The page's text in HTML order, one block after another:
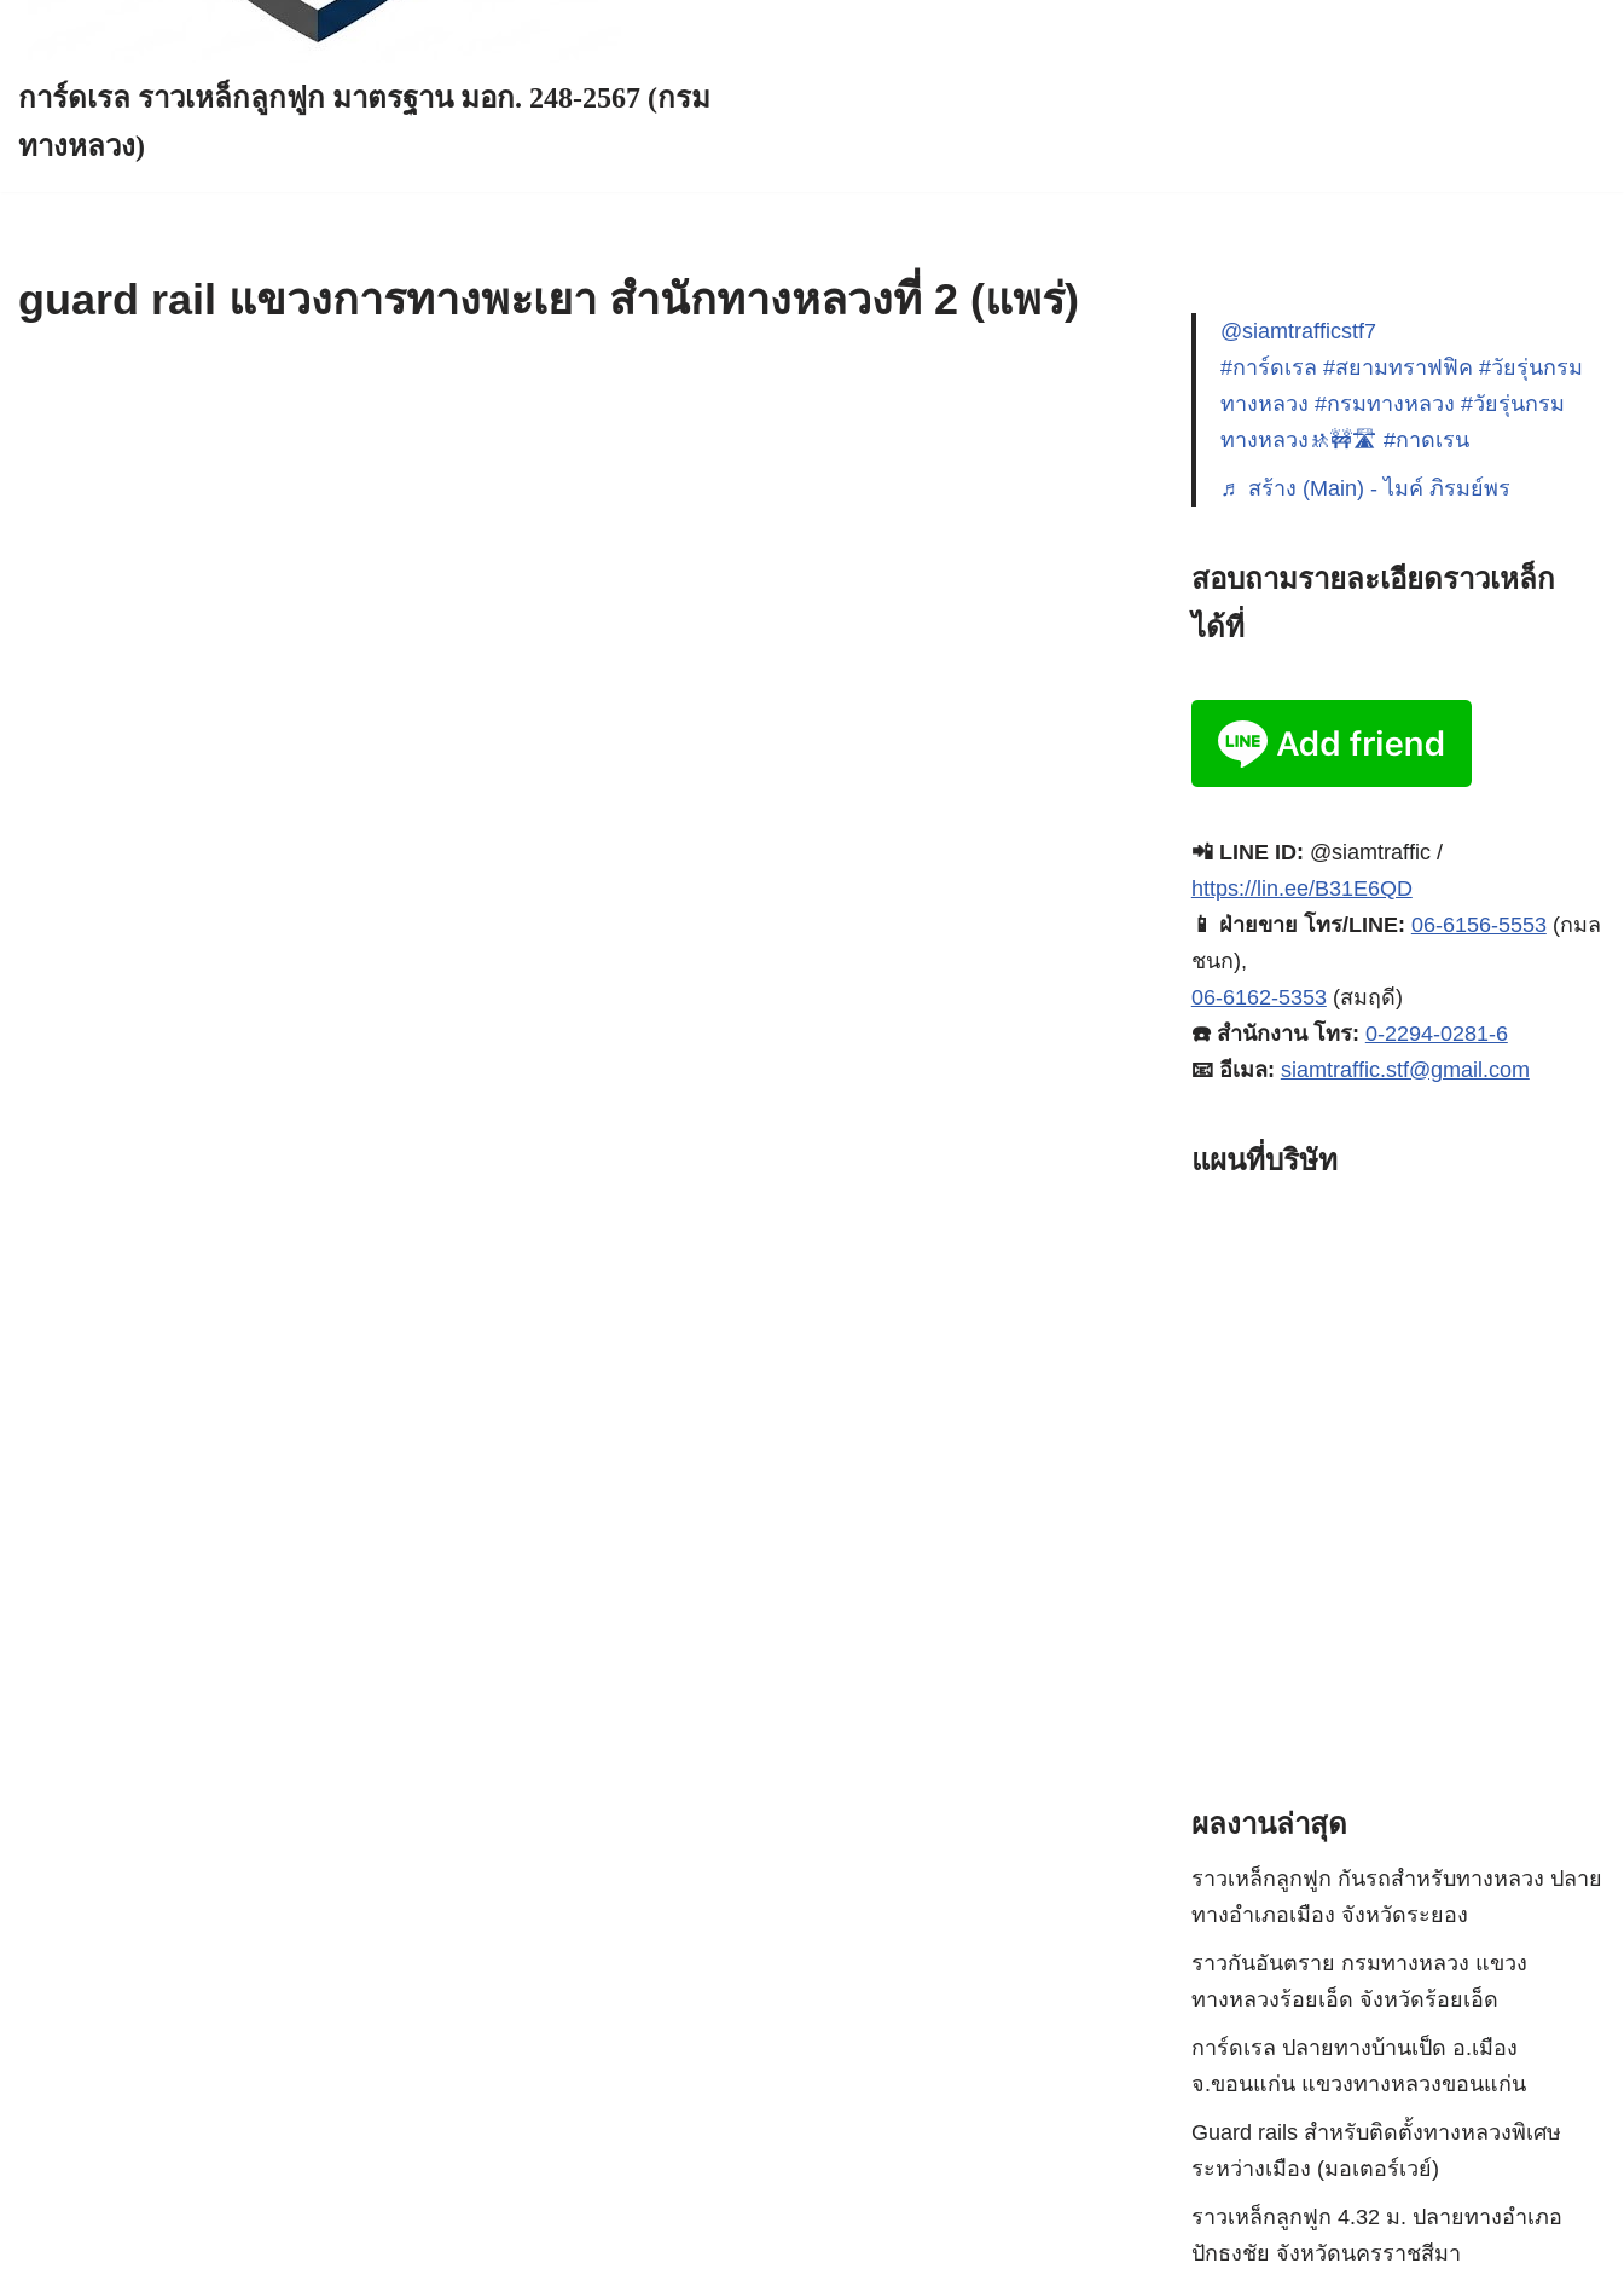
การ์ดเรล ราวเหล็กลูกฟูก มาตรฐาน มอก. 248-2567 (กรม
ทางหลวง)
guard rail แขวงการทางพะเยา สำนักทางหลวงที่ 2 (แพร่)
@siamtrafficstf7
#การ์ดเรล #สยามทราฟฟิค #วัยรุ่นกรม
ทางหลวง #กรมทางหลวง #วัยรุ่นกรม
ทางหลวง🚸🚧🛣️ #กาดเรน
♬ สร้าง (Main) - ไมค์ ภิรมย์พร
สอบถามรายละเอียดราวเหล็ก
ได้ที่
📲 LINE ID: @siamtraffic /
https://lin.ee/B31E6QD
📱 ฝ่ายขาย โทร/LINE: 06-6156-5553(กมล
ชนก),
06-6162-5353(สมฤดี)
☎️ สำนักงาน โทร: 0-2294-0281-6
📧 อีเมล: siamtraffic.stf@gmail.com
แผนที่บริษัท
ผลงานล่าสุด
ราวเหล็กลูกฟูก กันรถสําหรับทางหลวง ปลาย
ทางอำเภอเมือง จังหวัดระยอง
ราวกันอันตราย กรมทางหลวง แขวง
ทางหลวงร้อยเอ็ด จังหวัดร้อยเอ็ด
การ์ดเรล ปลายทางบ้านเป็ด อ.เมือง
จ.ขอนแก่น แขวงทางหลวงขอนแก่น
Guard rails สำหรับติดตั้งทางหลวงพิเศษ
ระหว่างเมือง (มอเตอร์เวย์)
ราวเหล็กลูกฟูก 4.32 ม. ปลายทางอำเภอ
ปักธงชัย จังหวัดนครราชสีมา